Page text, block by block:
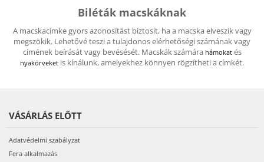
Biléták macskáknak
A macskacímke gyors azonosítást biztosít, ha a macska elveszik vagy
megszökik. Lehetővé teszi a tulajdonos elérhetőségi számának vagy
címének beírását vagy bevésését. Macskák számára hámokat és
nyakörveket is kínálunk, amelyekhez könnyen rögzítheti a címkét.
VÁSÁRLÁS ELŐTT
Adatvédelmi szabályzat
Fera alkalmazás